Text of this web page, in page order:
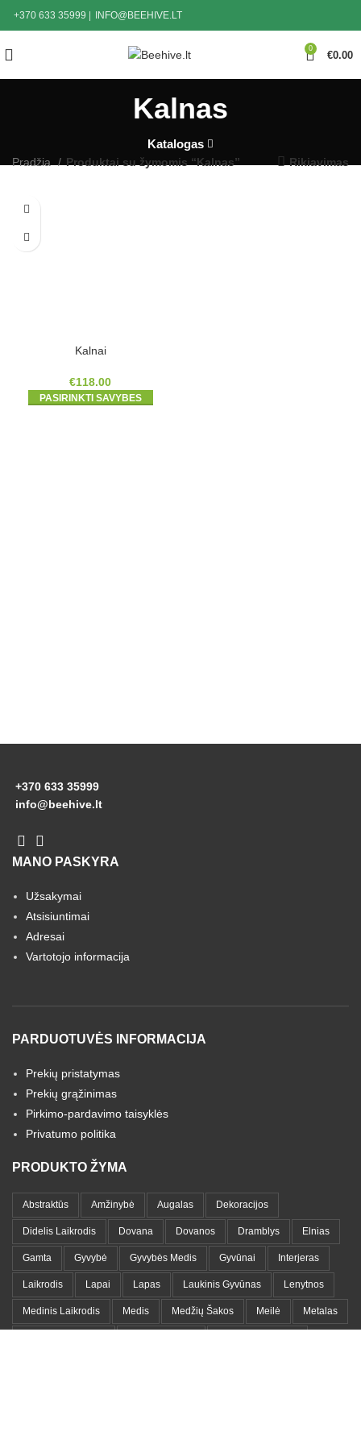
+370 633 35999 INFO@BEEHIVE.LT
0
€0.00
Kalnas
Katalogas
Pradžia Produktai su žymomis “Kalnas” Rikiavimas
Kalnai
€118.00
PASIRINKTI SAVYBES
+370 633 35999
info@beehive.lt
MANO PASKYRA
Užsakymai
Atsisiuntimai
Adresai
Vartotojo informacija
PARDUOTUVĖS INFORMACIJA
Prekių pristatymas
Prekių grąžinimas
Pirkimo-pardavimo taisyklės
Privatumo politika
PRODUKTO ŽYMA
Abstraktūs Amžinybė Augalas Dekoracijos
Didelis Laikrodis Dovana Dovanos Dramblys Elnias
Gamta Gyvybė Gyvybės Medis Gyvūnai Interjeras
Laikrodis Lapai Lapas Laukinis Gyvūnas Lenytnos
Medinis Laikrodis Medis Medžių Šakos Meilė Metalas